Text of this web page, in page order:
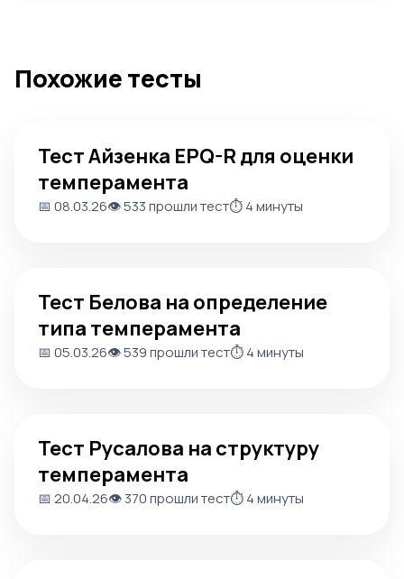
Похожие тесты
Тест Айзенка EPQ-R для оценки
темперамента
📅 08.03.26👁️ 533 прошли тест⏱️ 4 минуты
Тест Белова на определение
типа темперамента
📅 05.03.26👁️ 539 прошли тест⏱️ 4 минуты
Тест Русалова на структуру
темперамента
📅 20.04.26👁️ 370 прошли тест⏱️ 4 минуты